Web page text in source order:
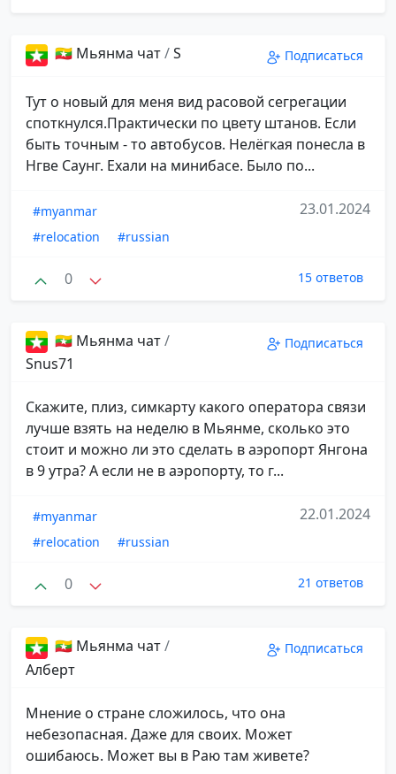
🇲🇲 Мьянма чат/S Подписаться
Тут о новый для меня вид расовой сегрегации
споткнулся.Практически по цвету штанов. Если
быть точным - то автобусов. Нелёгкая понесла в
Нгве Саунг. Ехали на минибасе. Было по...
#myanmar
#relocation
#russian
23.01.2024
0 15 ответов
🇲🇲 Мьянма чат/
Snus71
Подписаться
Скажите, плиз, симкарту какого оператора связи
лучше взять на неделю в Мьянме, сколько это
стоит и можно ли это сделать в аэропорт Янгона
в 9 утра? А если не в аэропорту, то г...
#myanmar
#relocation
#russian
22.01.2024
0 21 ответов
🇲🇲 Мьянма чат/
Алберт
Подписаться
Мнение о стране сложилось, что она
небезопасная. Даже для своих. Может
ошибаюсь. Может вы в Раю там живете?